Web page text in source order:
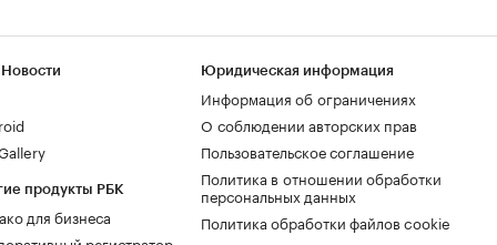
продукты РБК
для бизнеса
Юридическая информация
Информация об ограничениях
О соблюдении авторских прав
Пользовательское соглашение
Политика в отношении обработки
персональных данных
Политика обработки файлов cookie